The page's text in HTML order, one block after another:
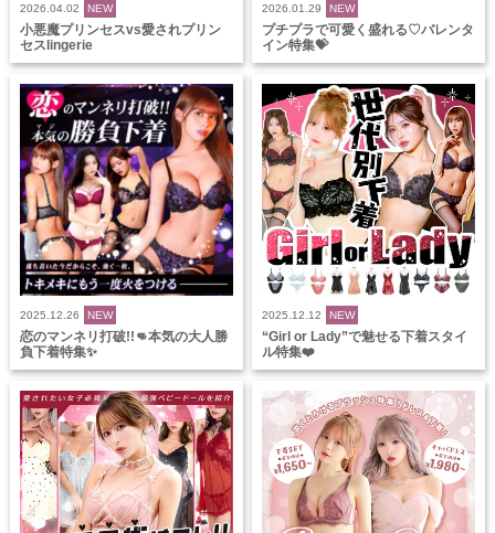
2026.04.02 NEW
小悪魔プリンセスvs愛されプリン
セスlingerie
2026.01.29 NEW
プチプラで可愛く盛れる♡バレンタ
イン特集💝
2025.12.26 NEW
恋のマンネリ打破!!👊本気の大人勝
負下着特集✨
2025.12.12 NEW
“Girl or Lady”で魅せる下着スタイ
ル特集❤️